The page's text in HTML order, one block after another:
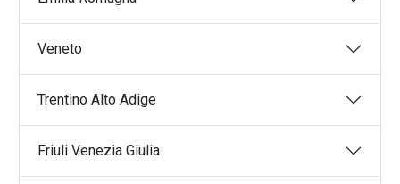
Logistica fresco refrigerato
Veneto
Trentino Alto Adige
Friuli Venezia Giulia